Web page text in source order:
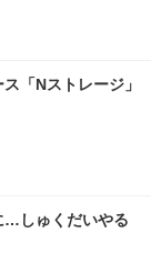
「Nストレージ」
…しゅくだいやる